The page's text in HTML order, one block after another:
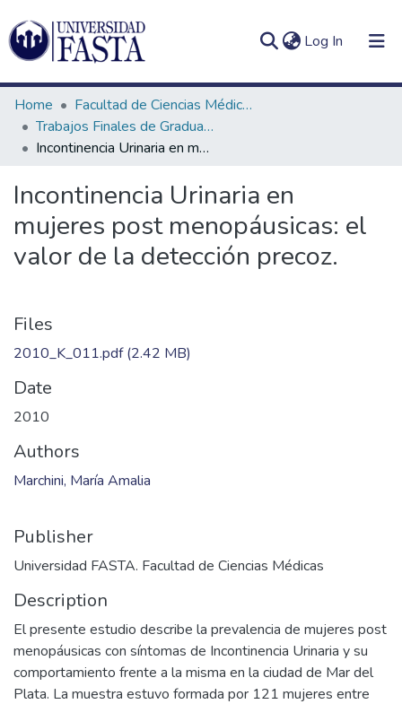
Log In (current)
Communities
&
Collections
All of DSpace
In(current)
Home
Facultad de Ciencias Médicas
Trabajos Finales de Graduación de Licenciatura en Kinesiología
Incontinencia Urinaria en mujeres post menopáusicas: el valor de la detección precoz.
Incontinencia Urinaria en
mujeres post menopáusicas: el
valor de la detección precoz.
Files
2010_K_011.pdf(2.42 MB)
Date
2010
Authors
Marchini, María Amalia
Publisher
Universidad FASTA. Facultad de Ciencias Médicas
Description
El presente estudio describe la prevalencia de mujeres post
menopáusicas con síntomas de Incontinencia Urinaria y su
comportamiento frente a la misma en la ciudad de Mar del
Plata. La muestra estuvo formada por 121 mujeres entre